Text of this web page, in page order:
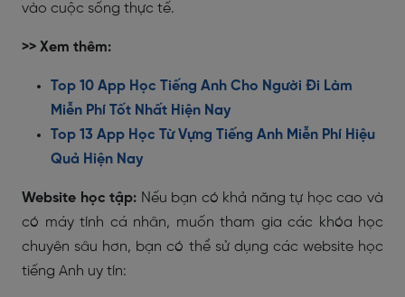
vào cuộc sống thực tế.
>> Xem thêm:
Top 10 App Học Tiếng Anh Cho Người Đi Làm
Miễn Phí Tốt Nhất Hiện Nay
Top 13 App Học Từ Vựng Tiếng Anh Miễn Phí Hiệu
Quả Hiện Nay
Website học tập: Nếu bạn có khả năng tự học cao và
có máy tính cá nhân, muốn tham gia các khóa học
chuyên sâu hơn, bạn có thể sử dụng các website học
tiếng Anh uy tín: